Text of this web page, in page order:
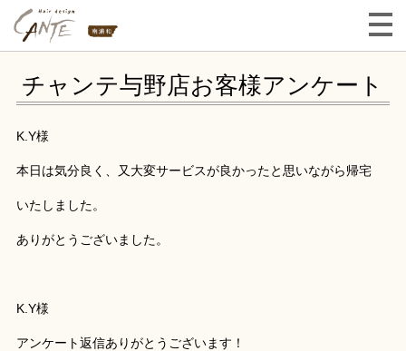
チャンテ与野店お客様アンケート
K.Y様
本日は気分良く、又大変サービスが良かったと思いながら帰宅
いたしました。
ありがとうございました。
K.Y様
アンケート返信ありがとうございます！